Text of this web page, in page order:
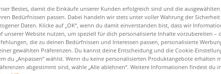
den Suchbegriff. Versuche, weniger Filter zu
ZURÜCK ZUM SHOP
Bestes, damit die Einkäufe unserer Kunden erfolgreich sind und die
Bedürfnissen passen. Dabei handeln wir stets unter voller Wahrung der
Daten. Klicke auf „OK“, wenn du damit einverstanden bist, dass wir
unserer Website nutzen, um speziell für dich personalisierte Inhalte vorzubereiten –
die zu deinen Bedürfnissen und Interessen passen, personalisierte
gewählten Präferenzen. Du kannst deine Entscheidung und die Cookie-
du „Anpassen“ wählst. Wenn du keine personalisierten Produktangebote erhalten
abgestimmt sind, wähle „Alle ablehnen“. Weitere Informationen findest du